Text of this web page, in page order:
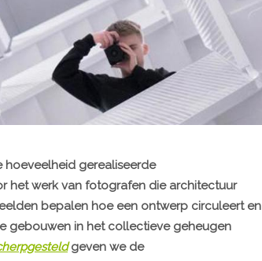
gerealiseerde
het werk van fotografen die architectuur
bepalen hoe een ontwerp circuleert en
gebouwen in het collectieve geheugen
geven we de